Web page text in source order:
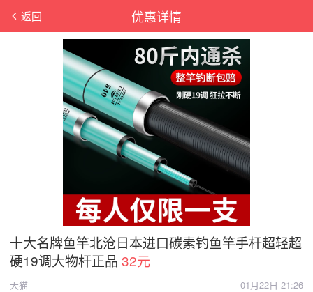
优惠详情
返回
十大名牌鱼竿北沧日本进口碳素钓鱼竿手杆超轻超
硬19调大物杆正品 32元
天猫
01月22日 21:26